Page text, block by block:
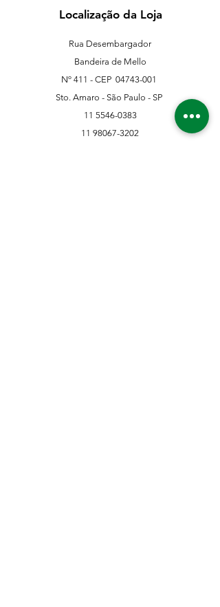
Localização da Loja
Rua Desembargador
Bandeira de Mello
Nº 411 - CEP 04743-001
Sto. Amaro - São Paulo - SP
11 5546-0383
11 98067-3202